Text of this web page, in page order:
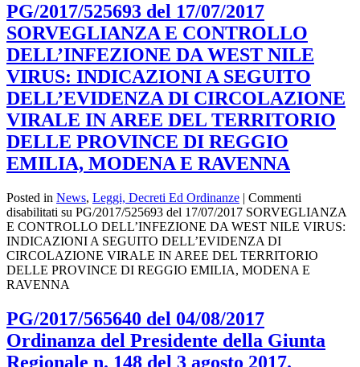
PG/2017/525693 del 17/07/2017
SORVEGLIANZA E CONTROLLO
DELL’INFEZIONE DA WEST NILE
VIRUS: INDICAZIONI A SEGUITO
DELL’EVIDENZA DI CIRCOLAZIONE
VIRALE IN AREE DEL TERRITORIO
DELLE PROVINCE DI REGGIO
EMILIA, MODENA E RAVENNA
Posted in News, Leggi, Decreti Ed Ordinanze | Commenti
disabilitati su PG/2017/525693 del 17/07/2017 SORVEGLIANZA
E CONTROLLO DELL’INFEZIONE DA WEST NILE VIRUS:
INDICAZIONI A SEGUITO DELL’EVIDENZA DI
CIRCOLAZIONE VIRALE IN AREE DEL TERRITORIO
DELLE PROVINCE DI REGGIO EMILIA, MODENA E
RAVENNA
PG/2017/565640 del 04/08/2017
Ordinanza del Presidente della Giunta
Regionale n. 148 del 3 agosto 2017.